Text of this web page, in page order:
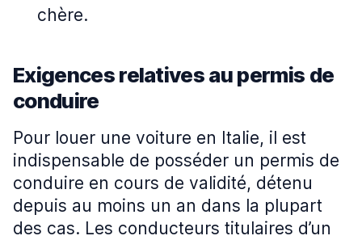
chère.
Exigences relatives au permis de
conduire
Pour louer une voiture en Italie, il est
indispensable de posséder un permis de
conduire en cours de validité, détenu
depuis au moins un an dans la plupart
des cas. Les conducteurs titulaires d’un